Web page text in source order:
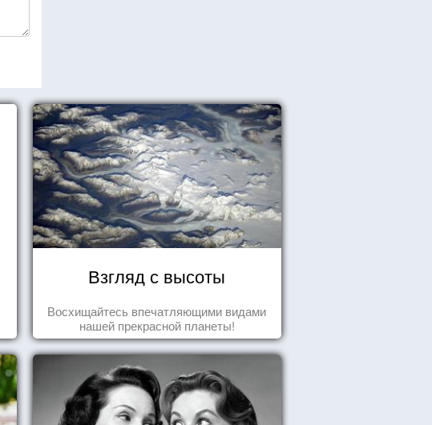
Взгляд с высоты
Восхищайтесь впечатляющими видами
нашей прекрасной планеты!